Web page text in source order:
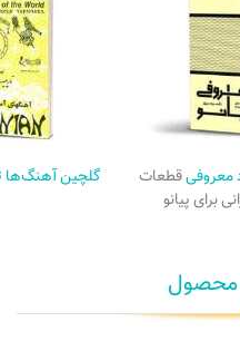
معروفیقطعات
برای پیانو
گلچین آهنگ‌ها